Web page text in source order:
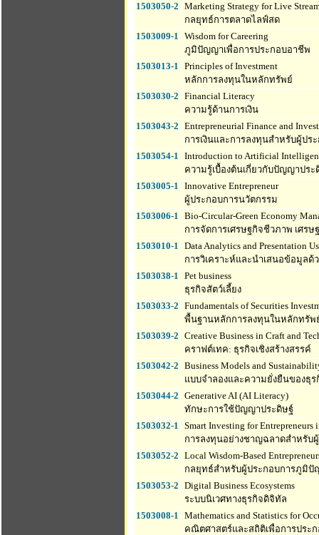
1503050-2 Marketing Strategy for Live
กลยุทธ์การตลาดไลฟ์สด
1503009-1 Wisdom for Careering
ภูมิปัญญาเพื่อการประกอบอาชีพ
1503013-1 Principles of Investment
หลักการลงทุนในหลักทรัพย์
1503030-2 Financial Literacy
ความรู้ด้านการเงิน
1503043-2 Entrepreneurial Finance and
การเงินและการลงทุนสำหรับผู้ปร
1503054-1 Introduction to Artificial
ความรู้เบื้องต้นเกี่ยวกับปัญญาปร
1503005-1 Innovative Entrepreneur
ผู้ประกอบการนวัตกรรม
1503006-1 Bio-Circular-Green Economy
การจัดการเศรษฐกิจชีวภาพ เศร
1503010-1 Data Analytics and Presentation
การวิเคราะห์และนำเสนอข้อมูลด้
1503038-1 Pet business
ธุรกิจสัตว์เลี้ยง
1503033-2 Fundamentals of Securities
พื้นฐานหลักการลงทุนในหลักทรัพ
1503039-2 Creative Business in Craft and
คราฟต์เทค: ธุรกิจเชิงสร้างสรรค์
1503042-2 Business Models and
แบบจำลองและความยั่งยืนของธุ
1503044-2 Generative AI (AI Literacy)
ทักษะการใช้ปัญญาประดิษฐ์
1503032-1 Smart Investing for Entrepreneurs
การลงทุนอย่างชาญฉลาดสำหรับ
1503052-2 Local Wisdom-Based
กลยุทธ์สำหรับผู้ประกอบการภูมิ
1503053-2 Digital Business Ecosystems
ระบบนิเวศทางธุรกิจดิจิทัล
1503008-1 Mathematics and Statistics for
คณิตศาสตร์และสถิติเพื่อการประ